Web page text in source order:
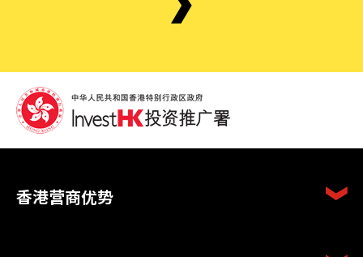
香港营商优势